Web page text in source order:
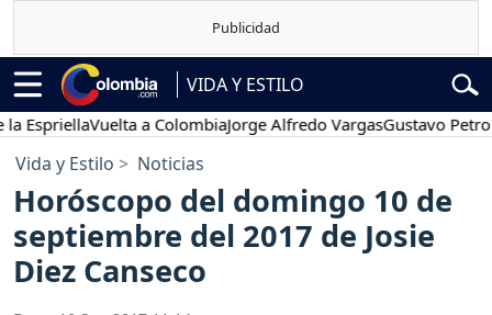
VIDA Y ESTILO
Vuelta a ColombiaJorge Alfredo VargasGustavo Petro
Vida y Estilo Noticias
Horóscopo del domingo 10 de
septiembre del 2017 de Josie
Diez Canseco